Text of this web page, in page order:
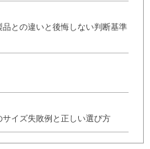
との違いと後悔しない判断基準
イズ失敗例と正しい選び方